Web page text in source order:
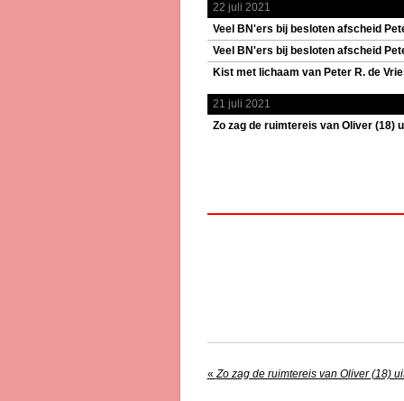
22 juli 2021
Veel BN'ers bij besloten afscheid
Veel BN'ers bij besloten afscheid
Kist met lichaam van Peter R. de
21 juli 2021
Zo zag de ruimtereis van Oliver (18)
«